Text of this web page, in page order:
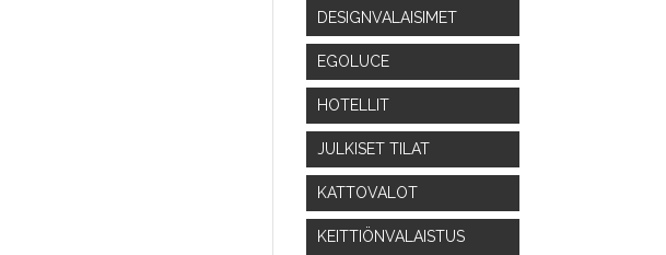
DESIGNVALAISIMET
EGOLUCE
HOTELLIT
JULKISET TILAT
KATTOVALOT
KEITTIÖNVALAISTUS